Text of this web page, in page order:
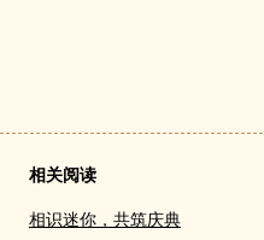
相关阅读
相识迷你，共筑庆典